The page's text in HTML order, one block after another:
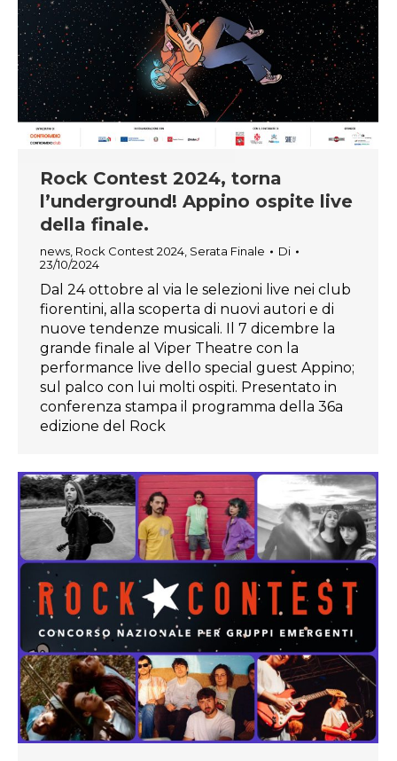
Rock Contest 2024, torna
l’underground! Appino ospite live
della finale.
news Rock Contest 2024 Serata Finale
Di
23/10/2024
Dal 24 ottobre al via le selezioni live nei club
fiorentini, alla scoperta di nuovi autori e di
nuove tendenze musicali. Il 7 dicembre la
grande finale al Viper Theatre con la
performance live dello special guest Appino;
sul palco con lui molti ospiti. Presentato in
conferenza stampa il programma della 36a
edizione del Rock